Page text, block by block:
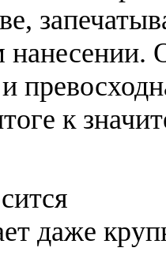
нанесении.
к
даже